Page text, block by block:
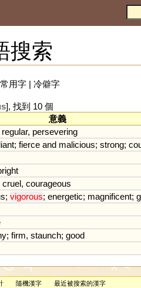
搜索
常用字| 冷僻字
], 找到 10 個
意義
regular, persevering
; fierce and malicious; strong;
cruel, courageous
; vigorous; energetic; magnificent;
; firm, staunch; good
隨機漢字
最近被搜索的漢字